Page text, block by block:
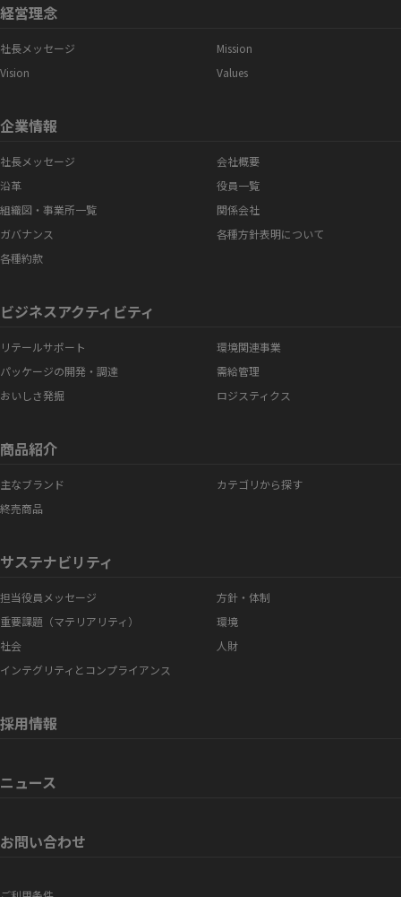
経営理念
社長メッセージ
Mission
Vision
Values
企業情報
社長メッセージ
会社概要
沿革
役員一覧
組織図・事業所一覧
関係会社
ガバナンス
各種方針表明について
各種約款
ビジネスアクティビティ
リテールサポート
環境関連事業
パッケージの開発・調達
需給管理
おいしさ発掘
ロジスティクス
商品紹介
主なブランド
カテゴリから探す
終売商品
サステナビリティ
担当役員メッセージ
方針・体制
重要課題（マテリアリティ）
環境
社会
人財
インテグリティとコンプライアンス
採用情報
ニュース
お問い合わせ